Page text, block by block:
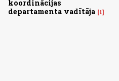
koordinācijas
departamenta vadītāja 1